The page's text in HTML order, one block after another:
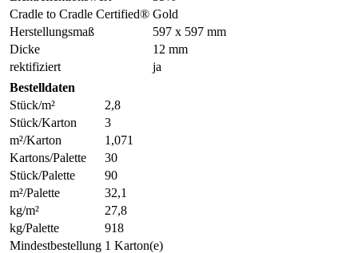
Cradle to Cradle Certified® Gold
Herstellungsmaß
597 x 597 mm
Dicke
12 mm
rektifiziert
ja
Bestelldaten
Stück/m²
2,8
Stück/Karton
3
m²/Karton
1,071
Kartons/Palette
30
Stück/Palette
90
m²/Palette
32,1
kg/m²
27,8
kg/Palette
918
Mindestbestellung 1 Karton(e)